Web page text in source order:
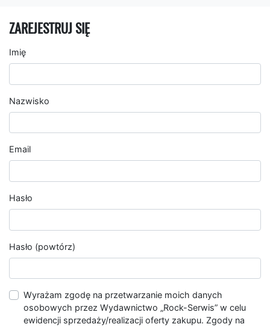
ZAREJESTRUJ SIĘ
Imię
Nazwisko
Email
Hasło
Hasło (powtórz)
Wyrażam zgodę na przetwarzanie moich danych
osobowych przez Wydawnictwo „Rock-Serwis” w celu
ewidencji sprzedaży/realizacji oferty zakupu. Zgody na